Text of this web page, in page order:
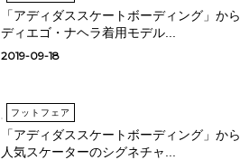
「アディダススケートボーディング」から
ディエゴ・ナヘラ着用モデル...
2019-09-18
フットフェア
「アディダススケートボーディング」から
人気スケーターのシグネチャ...